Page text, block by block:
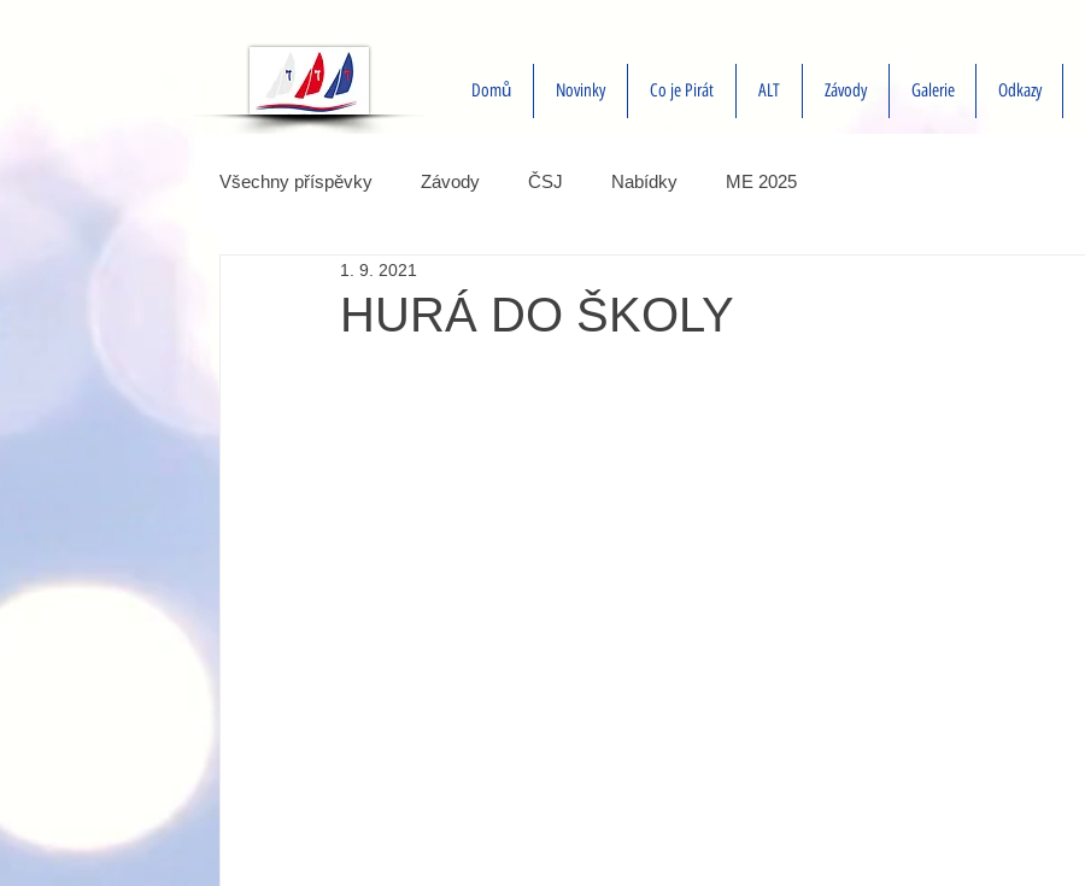
Domů Novinky Co je Pirát ALT Závody Galerie Odkazy
Všechny příspěvky Závody ČSJ Nabídky ME 2025
HURÁ DO ŠKOLY
1. 9. 2021